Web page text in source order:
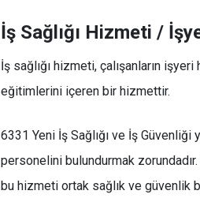
İş Sağlığı Hizmeti /
İş sağlığı hizmeti, çalışanların
eğitimlerini içeren bir hizmettir.
6331 Yeni İş Sağlığı ve İş Güvenliği
personelini bulundurmak
bu hizmeti ortak sağlık ve güvenlik